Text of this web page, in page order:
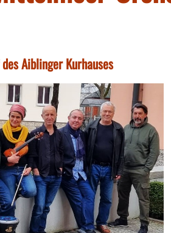
Aiblinger Kurhauses